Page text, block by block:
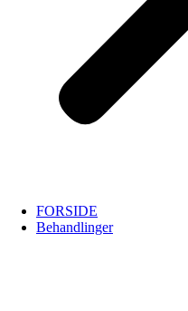
FORSIDE
Behandlinger